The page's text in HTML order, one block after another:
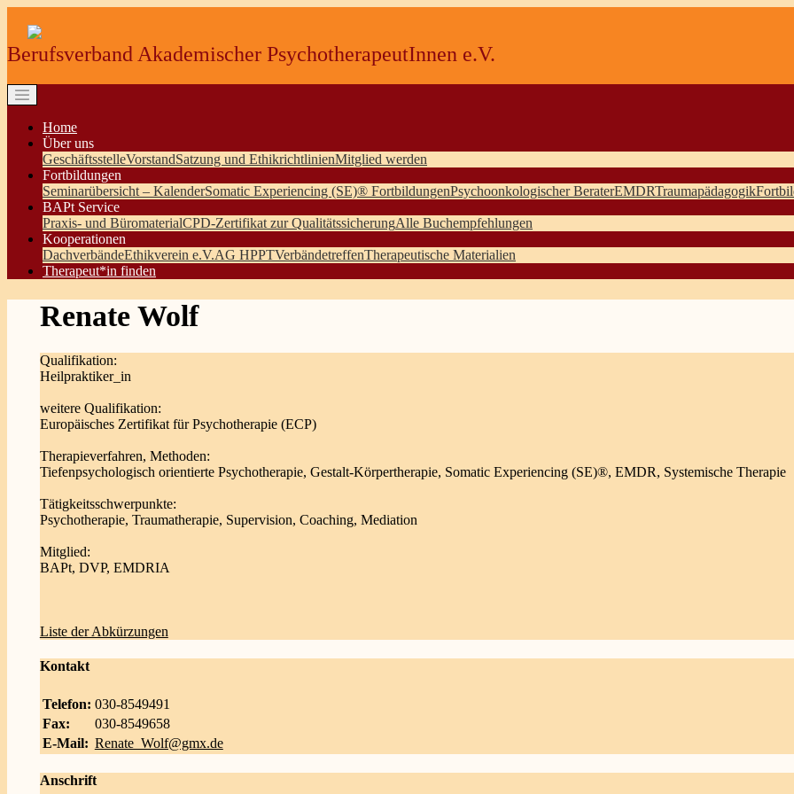
Berufsverband Akademischer PsychotherapeutInnen e.V.
Home
Über uns
GeschäftsstelleVorstandSatzung und EthikrichtlinienMitglied werden
Fortbildungen
Seminarübersicht – KalenderSomatic Experiencing (SE)® FortbildungenPsychoonkologischer BeraterEMDRTraumapädagogik
BAPt Service
Praxis- und BüromaterialCPD-Zertifikat zur QualitätssicherungAlle Buchempfehlungen
Kooperationen
DachverbändeEthikverein e.V.AG HPPTVerbändetreffenTherapeutische Materialien
Therapeut*in finden
Renate Wolf
Qualifikation:
Heilpraktiker_in
weitere Qualifikation:
Europäisches Zertifikat für Psychotherapie (ECP)
Therapieverfahren, Methoden:
Tiefenpsychologisch orientierte Psychotherapie, Gestalt-Körpertherapie, Somatic Experiencing (SE)®, EMDR, Systemische Therapie
Tätigkeitsschwerpunkte:
Psychotherapie, Traumatherapie, Supervision, Coaching, Mediation
Mitglied:
BAPt, DVP, EMDRIA
Liste der Abkürzungen
Kontakt
Telefon: 030-8549491
Fax:
030-8549658
E-Mail: Renate_Wolf@gmx.de
Anschrift